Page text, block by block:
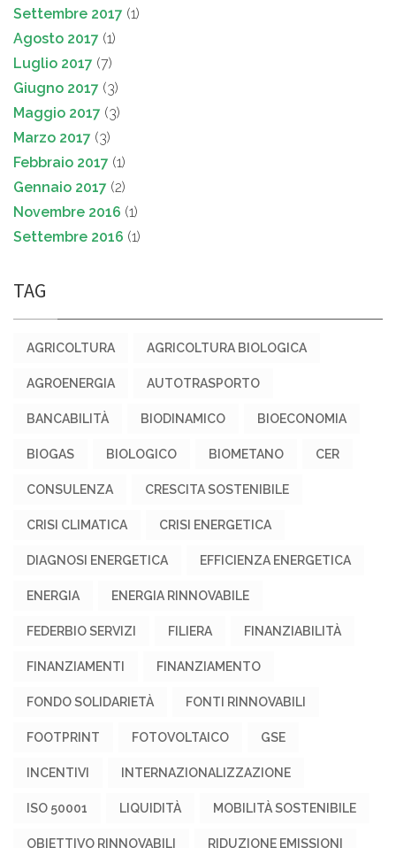
Settembre 2017 (1)
Agosto 2017 (1)
Luglio 2017 (7)
Giugno 2017 (3)
Maggio 2017 (3)
Marzo 2017 (3)
Febbraio 2017 (1)
Gennaio 2017 (2)
Novembre 2016 (1)
Settembre 2016 (1)
TAG
AGRICOLTURA AGRICOLTURA BIOLOGICA
AGROENERGIA AUTOTRASPORTO
BANCABILITÀ BIODINAMICO BIOECONOMIA
BIOGAS BIOLOGICO BIOMETANO CER
CONSULENZA CRESCITA SOSTENIBILE
CRISI CLIMATICA CRISI ENERGETICA
DIAGNOSI ENERGETICA EFFICIENZA ENERGETICA
ENERGIA ENERGIA RINNOVABILE
FEDERBIO SERVIZI FILIERA FINANZIABILITÀ
FINANZIAMENTI FINANZIAMENTO
FONDO SOLIDARIETÀ FONTI RINNOVABILI
FOOTPRINT FOTOVOLTAICO GSE
INCENTIVI INTERNAZIONALIZZAZIONE
ISO 50001 LIQUIDITÀ MOBILITÀ SOSTENIBILE
OBIETTIVO RINNOVABILI RIDUZIONE EMISSIONI